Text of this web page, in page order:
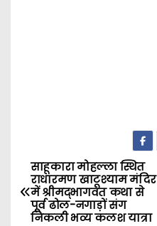
P
o
साहूकारा मोहल्ला स्थित
राधारमण खाटूश्याम मंदिर
में श्रीमद्भागवत कथा से
पूर्व ढोल-नगाड़ों संग
निकली भव्य कलश यात्रा